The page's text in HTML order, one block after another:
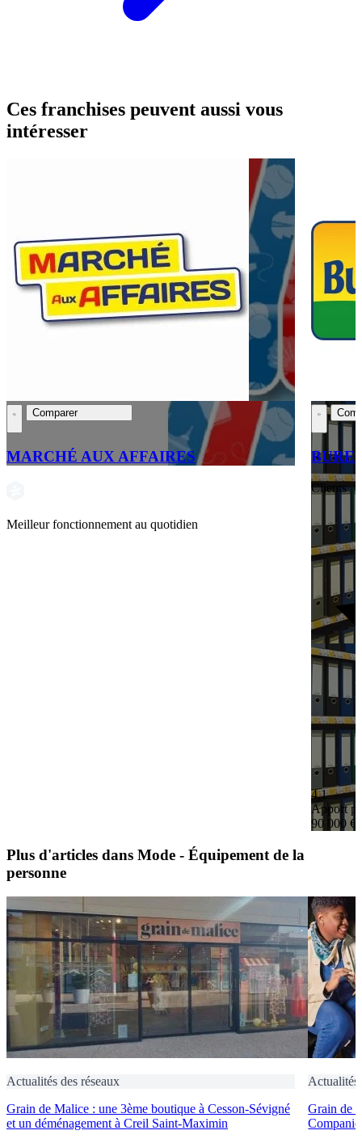
Ces franchises peuvent aussi vous
intéresser
Comparer
MARCHÉ AUX AFFAIRES
Meilleur fonctionnement au quotidien
Clients
4,1
Apport
90 000 €
Plus d'articles dans Mode - Équipement de la
personne
Actualités des réseaux
Grain de Malice : une 3ème boutique à Cesson-Sévigné
et un déménagement à Creil Saint-Maximin
Actualités
Grain de